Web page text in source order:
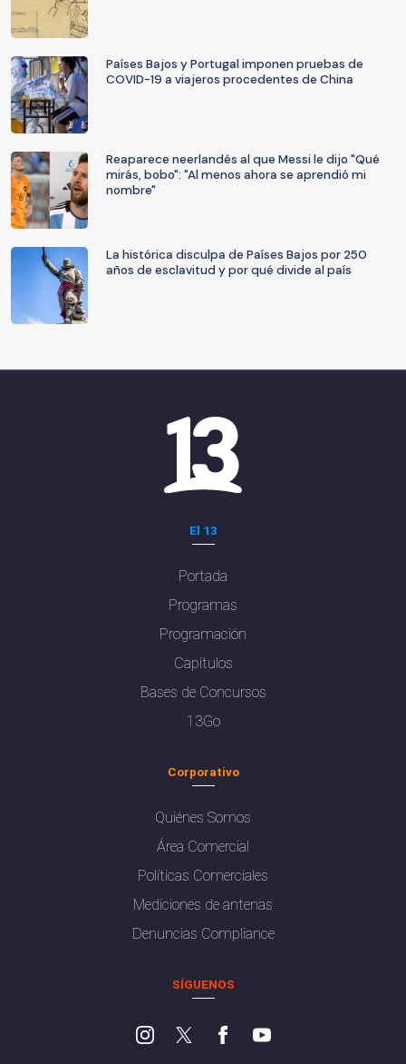
Países Bajos y Portugal imponen pruebas de
COVID-19 a viajeros procedentes de China
Reaparece neerlandés al que Messi le dijo "Qué
mirás, bobo": "Al menos ahora se aprendió mi
nombre"
La histórica disculpa de Países Bajos por 250
años de esclavitud y por qué divide al país
El 13
Portada
Programas
Programación
Capítulos
Bases de Concursos
13Go
Corporativo
Quiénes Somos
Área Comercial
Políticas Comerciales
Mediciones de antenas
Denuncias Compliance
SÍGUENOS